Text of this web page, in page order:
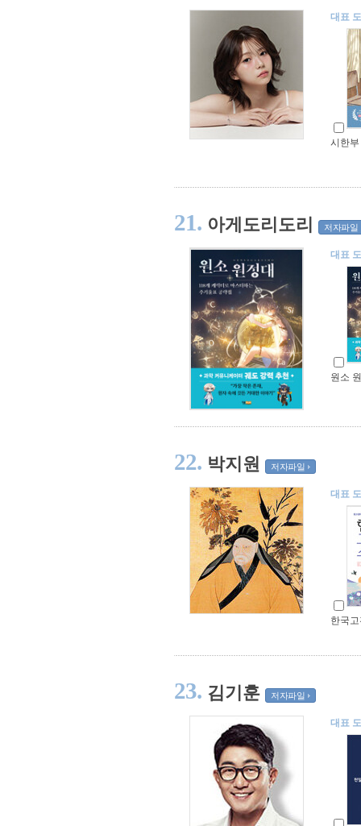
대표
시한부
21. 아게도리도리 저자파일
대표
원소
22. 박지원 저자파일
대표
한국
23. 김기훈 저자파일
대표